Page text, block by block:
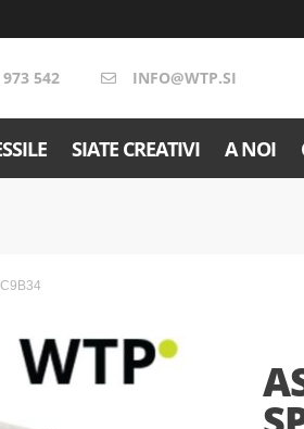
542 INFO@WTP.SI
SIATE CREATIVI A NOI